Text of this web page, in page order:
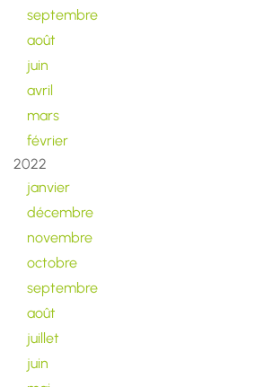
septembre
août
juin
avril
mars
février
2022
janvier
décembre
novembre
octobre
septembre
août
juillet
juin